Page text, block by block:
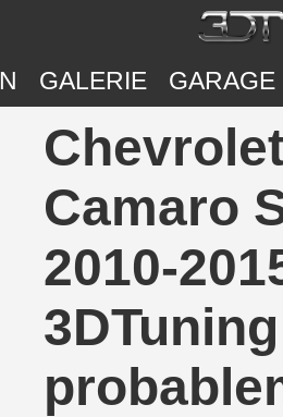
GALERIE GARAGE
Camaro
2010-